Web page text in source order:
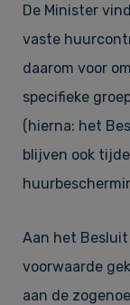
De Minister
vaste
daarom voor
specifieke
(hierna: het
blijven ook
Aan het
voorwaarde
aan de